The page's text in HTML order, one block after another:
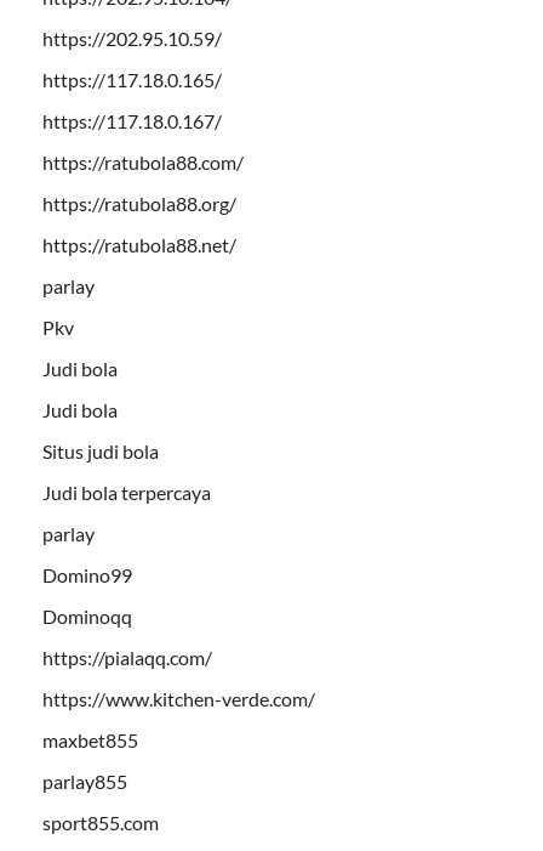
https://202.95.10.59/
https://117.18.0.165/
https://117.18.0.167/
https://ratubola88.com/
https://ratubola88.org/
https://ratubola88.net/
parlay
Pkv
Judi bola
Judi bola
Situs judi bola
Judi bola terpercaya
parlay
Domino99
Dominoqq
https://pialaqq.com/
https://www.kitchen-verde.com/
maxbet855
parlay855
sport855.com